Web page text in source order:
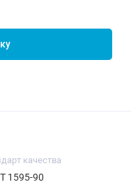
качества
1595-90